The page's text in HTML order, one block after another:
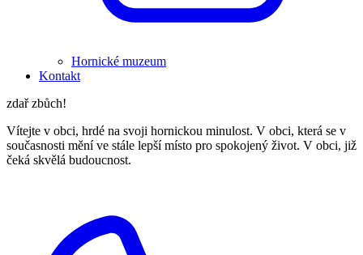
Hornické muzeum
Kontakt
zdař zbůch!
Vítejte v obci, hrdé na svoji hornickou minulost. V obci, která se v
současnosti mění ve stále lepší místo pro spokojený život. V obci, již
čeká skvělá budoucnost.